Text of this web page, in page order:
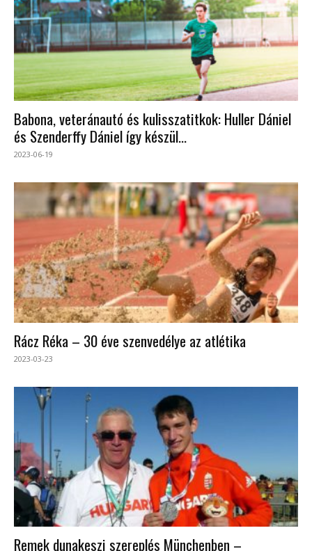
Babona, veteránautó és kulisszatitkok: Huller Dániel
és Szenderffy Dániel így készül...
2023-06-19
Rácz Réka – 30 éve szenvedélye az atlétika
2023-03-23
Remek dunakeszi szereplés Münchenben –